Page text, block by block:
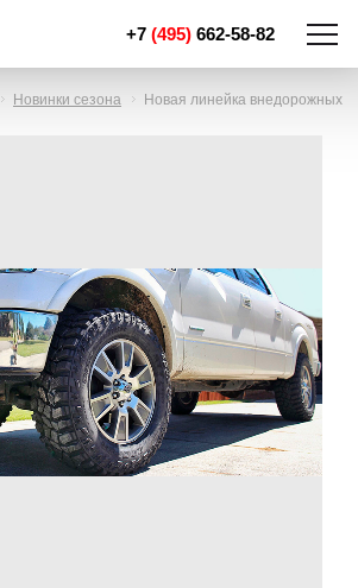
+7 (495) 662-58-82
Новинки сезона Новая линейка внедорожных